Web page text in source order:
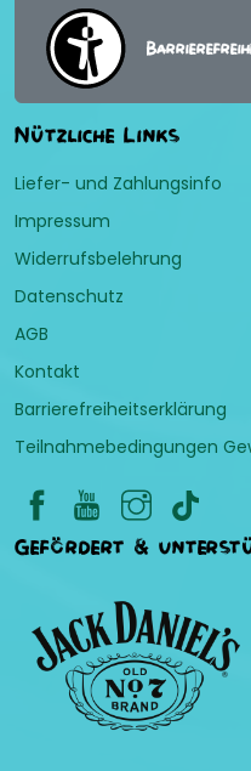
Nützliche Links
Liefer- und Zahlungsinfo
Impressum
Widerrufsbelehrung
Datenschutz
AGB
Kontakt
Barrierefreiheitserklärung
Teilnahmebedingungen
Gefördert &